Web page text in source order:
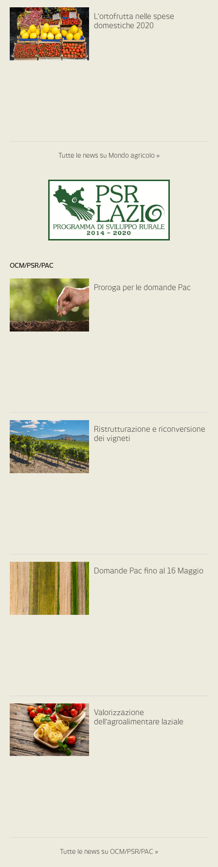
L’ortofrutta nelle spese
domestiche 2020
Tutte le news su Mondo agricolo »
OCM/PSR/PAC
Proroga per le domande Pac
Ristrutturazione e riconversione
dei vigneti
Domande Pac fino al 16 Maggio
Valorizzazione
dell’agroalimentare laziale
Tutte le news su OCM/PSR/PAC »